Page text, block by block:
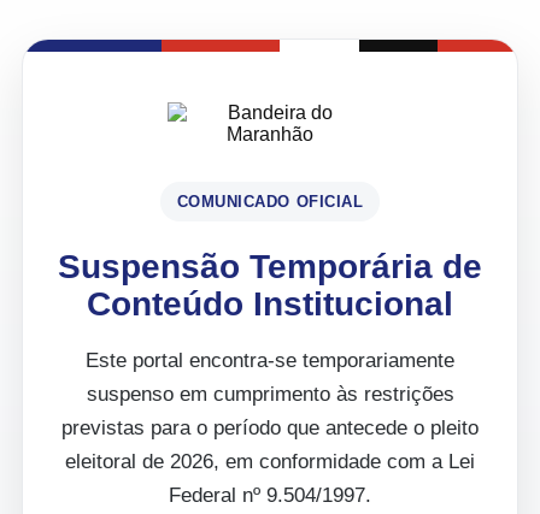
COMUNICADO OFICIAL
Suspensão Temporária de
Conteúdo Institucional
Este portal encontra-se temporariamente
suspenso em cumprimento às restrições
previstas para o período que antecede o pleito
eleitoral de 2026, em conformidade com a Lei
Federal nº 9.504/1997.